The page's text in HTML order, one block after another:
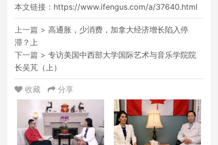
本文链接： https://www.ifengus.com/a/37640.html
上一篇 > 高通胀，少消费，加拿大经济增长陷入停
滞？上
下一篇 > 专访美国中西部大学国际艺术与音乐学院院
长吴芃（上）
收藏 分享